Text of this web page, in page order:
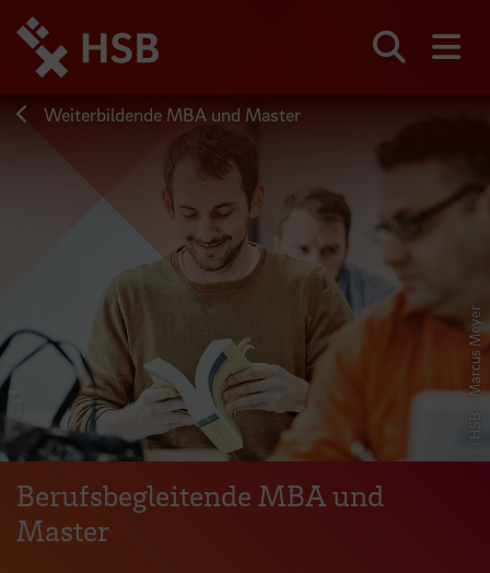
zum
Seiteninhalt
springen
Weiterbildende MBA und Master
© HSB – Marcus Meyer
Berufsbegleitende MBA und
Master